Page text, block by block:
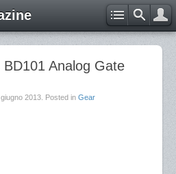
Analog Gate
2013 . Posted in Gear